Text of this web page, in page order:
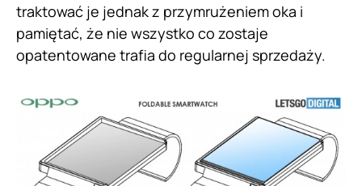
traktować je jednak z przymrużeniem oka i
pamiętać, że nie wszystko co zostaje
opatentowane trafia do regularnej sprzedaży.